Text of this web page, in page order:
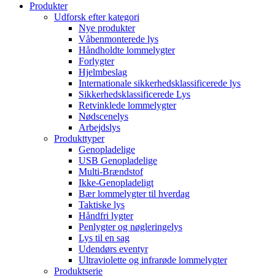
Produkter
Udforsk efter kategori
Nye produkter
Våbenmonterede lys
Håndholdte lommelygter
Forlygter
Hjelmbeslag
Internationale sikkerhedsklassificerede lys
Sikkerhedsklassificerede Lys
Retvinklede lommelygter
Nødscenelys
Arbejdslys
Produkttyper
Genopladelige
USB Genopladelige
Multi-Brændstof
Ikke-Genopladeligt
Bær lommelygter til hverdag
Taktiske lys
Håndfri lygter
Penlygter og nøgleringelys
Lys til en sag
Udendørs eventyr
Ultraviolette og infrarøde lommelygter
Produktserie